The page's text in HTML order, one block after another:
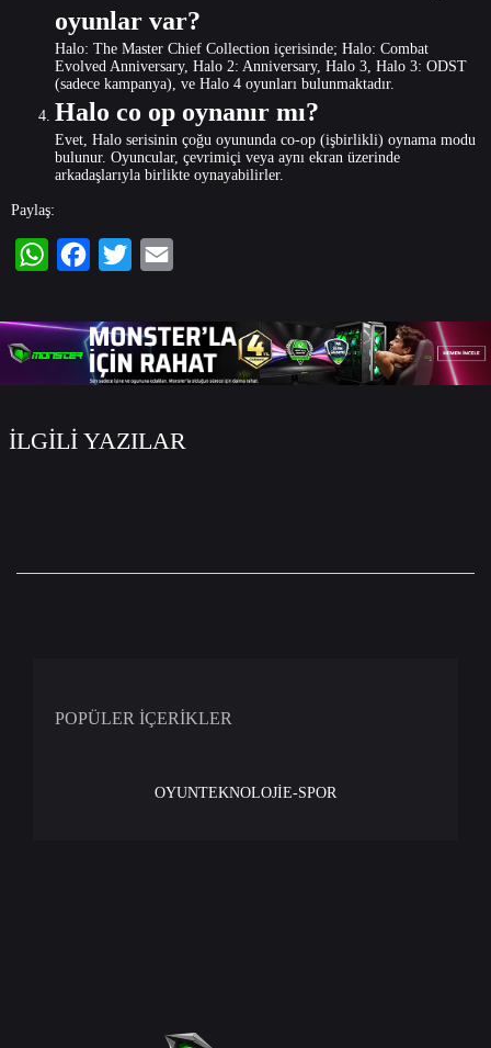
oyunlar var?
Halo: The Master Chief Collection içerisinde; Halo: Combat
Evolved Anniversary, Halo 2: Anniversary, Halo 3, Halo 3: ODST
(sadece kampanya), ve Halo 4 oyunları bulunmaktadır.
Halo co op oynanır mı?
Evet, Halo serisinin çoğu oyununda co-op (işbirlikli) oynama modu
bulunur. Oyuncular, çevrimiçi veya aynı ekran üzerinde
arkadaşlarıyla birlikte oynayabilirler.
Paylaş:
İLGİLİ YAZILAR
POPÜLER İÇERİKLER
OYUNTEKNOLOJİE-SPOR